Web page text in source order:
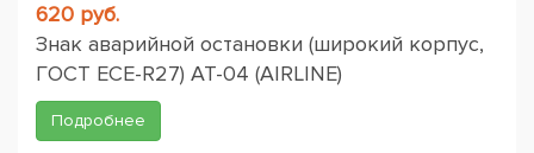
620 руб.
Знак аварийной остановки (широкий корпус,
ГОСТ ЕСЕ-R27) AT-04 (AIRLINE)
Подробнее